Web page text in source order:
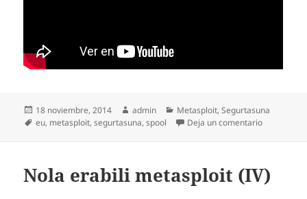
Publicado
el
18 noviembre, 2014 Autor
admin Categorías
Metasploit,Segurtasuna
Etiquetas
eu, metasploit,segurtasuna,spool Deja un comentarioen Nola
Nola erabili metasploit (IV)